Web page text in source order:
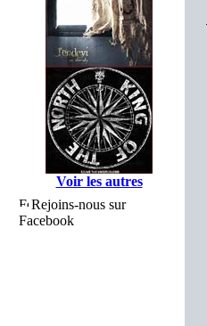
Voir les autres
Rejoins-nous sur
Facebook